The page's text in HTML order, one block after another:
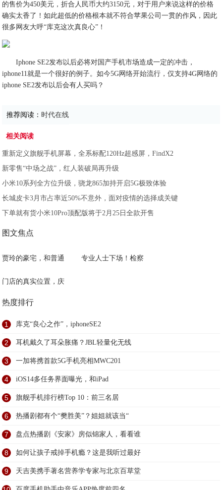
的售价为450美元，折合人民币大约3150元，对于用户来说这样的价格
确实太香了！如此超低的价格根本就不符合苹果公司一贯的作风，因此
很多网友大呼“库克这次真良心”！
Iphone SE2发布以后必将对国产手机市场造成一定的冲击，
iphone11就是一个很好的例子。如今5G网络开始流行，仅支持4G网络的
iphone SE2发布以后会有人买吗？
推荐阅读： 时代在线
相关阅读
重新定义旗舰手机屏幕，全系标配120Hz超感屏，FindX2
新零售“中场之战”，红人装破局再升级
小米10系列全方位升级，骁龙865加持开启5G极致体验
长城皮卡3月市占率近50%不意外，面对疫情的选择成关键
下单就有货小米10Pro顶配版将于2月25日全款开售
图文焦点
贾玲的豪宅，和普通 专业人士下场！检察
门店的真实位置，庆
热度排行
1 库克“良心之作”，iphoneSE2
2 耳机戴久了耳朵胀痛？JBL轻量化无线
3 一加将携首款5G手机亮相MWC201
4 iOS14多任务界面曝光，和iPad
5 旗舰手机排行榜Top 10：前三名居
6 热播剧都有个“樊胜美”？姐姐就该当“
7 盘点热播剧《安家》房似锦家人，看看谁
8 如何让孩子戒掉手机瘾？这是我听过最好
9 天吉美携手著名营养学专家与北京百草堂